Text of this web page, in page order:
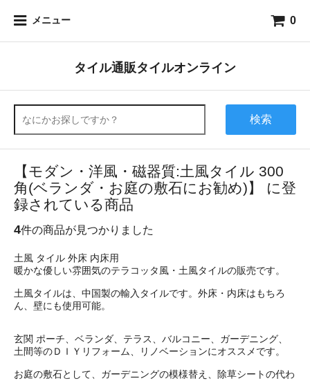
メニュー 0
タイル通販タイルオンライン
検索
【モダン・洋風・磁器質:土風タイル 300
角(ベランダ・お庭の敷石にお勧め)】 に登
録されている商品
4件の商品が見つかりました
土風 タイル 外床 内床用
暖かな優しい雰囲気のテラコッタ風・土風タイルの販売です。
土風タイルは、中国製の輸入タイルです。外床・内床はもちろ
ん、壁にも使用可能。
玄関 ポーチ、ベランダ、テラス、バルコニー、ガーデニング、
土間等のＤＩＹリフォーム、リノベーションにオススメです。
お庭の敷石として、ガーデニングの模様替え、除草シートの代わ